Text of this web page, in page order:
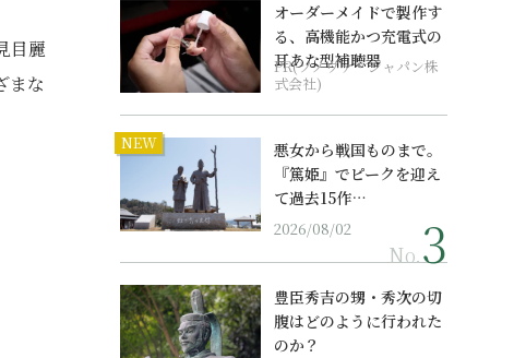
目麗
まな
オーダーメイドで製作す
る、高機能かつ充電式の
耳あな型補聴器
PR(ソノヴァ・ジャパン株
式会社)
NEW
悪女から戦国ものまで。
『篤姫』でピークを迎え
て過去15作…
2026/08/02
No.
豊臣秀吉の甥・秀次の切
腹はどのように行われた
のか？